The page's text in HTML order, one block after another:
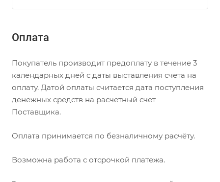
Оплата
Покупатель производит предоплату в течение 3
календарных дней с даты выставления счета на
оплату. Датой оплаты считается дата поступления
денежных средств на расчетный счет
Поставщика.
Оплата принимается по безналичному расчёту.
Возможна работа с отсрочкой платежа.